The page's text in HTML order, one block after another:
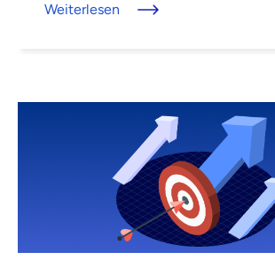
Geschlechterungleichgewicht am
Weiterlesen